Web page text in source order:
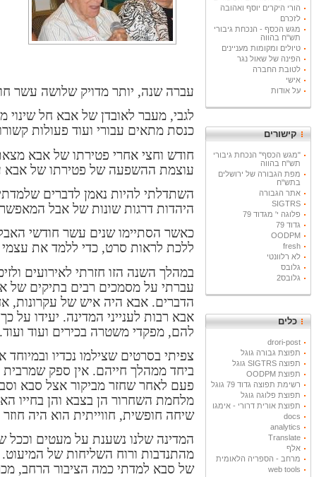
הורי היקרים יוסף ואהובה
לזכרם
מגש הכסף - הנכחת גיבורי
תש"ח בהווה
טיולים ומקומות מעניינים
הפינה של שאול נגר
לטובת החברה
אישי
על אודות
קישורים
"מגש הכסף" הנכחת גיבורי
תש"ח בהווה
מפת הגבורה של ירושלים
בתש"ח
אתר הגבורה
SIGTRS
פלוגה י' מגדוד 79
גדוד 79
OODPM
fresh
לא רלוונטי
גלובס
גלובס2
כלים
drori-post
תפוצת גבורה גוגל
תפוצה SIGTRS גוגל
תפוצת OODPM
רשימת תפוצה גדוד 79 גוגל
תפוצת פלוגה גוגל
תפוצת אורית דרורי - אימגו
docs
analytics
Translate
אלף
מרחב - הספריה הלאומית
web tools
עברה שנה, יותר מדויק שלושה עשר
לגבי, מעבר לאובדן של אבא חל שינוי
כנסת מתאים עבורי ועוד פעולות
חודש וחצי אחרי פטירתו של אבא
עוצמת ההשפעה של פטירתו של אבא
השתדלתי להיות נאמן לדברים
היהדות דרגות שונות של אבל
כאשר הסתיימו שנים עשר חודשי
ללכת לראות סרט, כדי ללמד את
במהלך השנה הזו חזרתי לאירועים
עברתי על מסמכים רבים בתיקים של
הדברים. אבא היה איש של עקרונות,
אבא רבות לענייני המדינה. יעידו
להם, מפקדי משטרה בכירים ועוד ועוד.
צפיתי בסרטים שצילמו נכדיו
ביחד ממהלך חייהם. אין ספק שמרבית
פעם לאחר שחזר מביקור אצל סבא
מלחמת השחרור הן בצבא והן בחייו
שיחה חופשית, חווייתית הוא היה
המדינה שלנו נשענת על מעטים וככל
מהתנדבות ורוח השליחות של
של סבא למדתי כמה הציבור הרחב,